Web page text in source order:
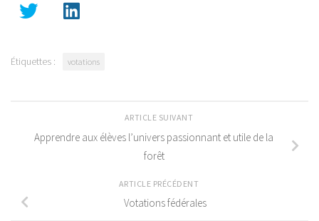
Étiquettes : votations
ARTICLE SUIVANT
Apprendre aux élèves l’univers passionnant et utile de la
forêt
ARTICLE PRÉCÉDENT
Votations fédérales